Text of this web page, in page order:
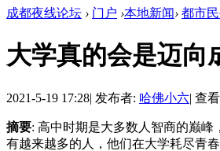
成都夜线论坛 › 门户 ›本地新闻› 都市
大学真的会是迈向
2021-5-19 17:28| 发布者: 哈佛小六| 查
摘要: 高中时期是大多数人智商的巅峰
有越来越多的人，他们在大学耗尽青